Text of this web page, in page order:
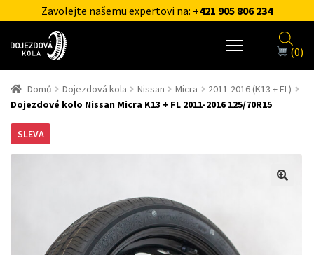
Zavolejte našemu expertovi na: +421 905 806 234
(0)
Domů Dojezdová kola Nissan Micra
2011-2016 (K13 + FL)
Dojezdové kolo Nissan Micra K13 + FL 2011-2016 125/70R15
SLEVA